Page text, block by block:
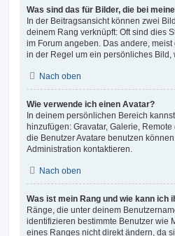
Was sind das für Bilder, die bei
In der Beitragsansicht können zwei
deinem Rang verknüpft: Oft sind dies
im Forum angeben. Das andere,
in der Regel um ein persönliches
Nach oben
Wie verwende ich einen Avatar?
In deinem persönlichen Bereich
hinzufügen: Gravatar, Galerie,
die Benutzer Avatare benutzen
Administration kontaktieren.
Nach oben
Was ist mein Rang und wie kann ich
Ränge, die unter deinem
identifizieren bestimmte Benutzer wie
eines Ranges nicht direkt ändern, da